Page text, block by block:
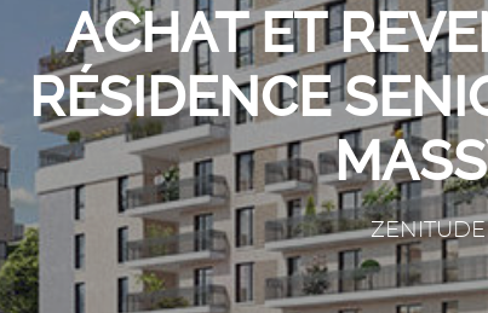
ACHAT ET
RÉSIDENCE
ZENITUDE